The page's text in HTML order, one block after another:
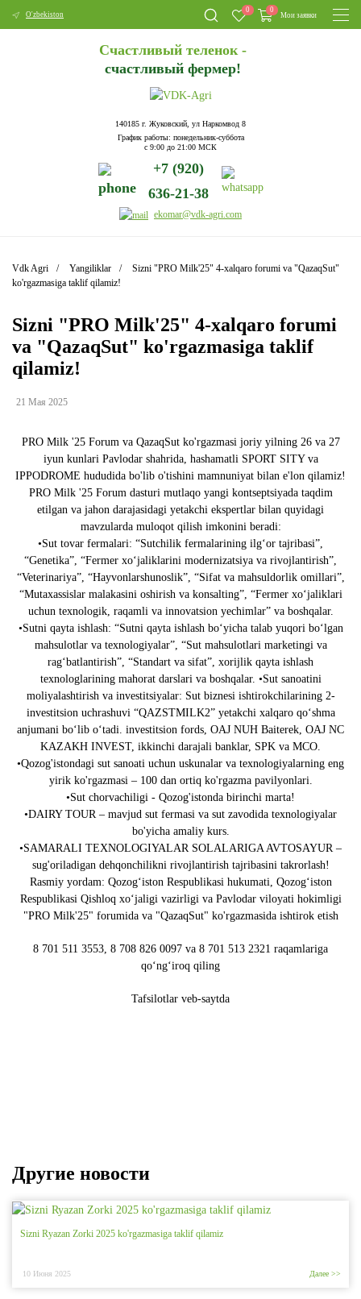
O'zbekiston
Счастливый теленок -
счастливый фермер!
140185 г. Жуковский, ул Наркомвод 8
График работы: понедельник-суббота
с 9:00 до 21:00 МСК
+7 (920)
636-21-38
ekomar@vdk-agri.com
0 0
Мои заявки
Vdk Agri Yangiliklar
Sizni "PRO Milk'25" 4-xalqaro forumi va "QazaqSut"
ko'rgazmasiga taklif qilamiz!
Sizni "PRO Milk'25" 4-xalqaro forumi
va "QazaqSut" ko'rgazmasiga taklif
qilamiz!
21 Мая 2025
PRO Milk '25 Forum va QazaqSut ko'rgazmasi joriy yilning 26 va 27
iyun kunlari Pavlodar shahrida, hashamatli SPORT SITY va
IPPODROME hududida bo'lib o'tishini mamnuniyat bilan e'lon qilamiz!
PRO Milk '25 Forum dasturi mutlaqo yangi kontseptsiyada taqdim
etilgan va jahon darajasidagi yetakchi ekspertlar bilan quyidagi
mavzularda muloqot qilish imkonini beradi:
•Sut tovar fermalari: “Sutchilik fermalarining ilg‘or tajribasi”,
“Genetika”, “Fermer xo‘jaliklarini modernizatsiya va rivojlantirish”,
“Veterinariya”, “Hayvonlarshunoslik”, “Sifat va mahsuldorlik omillari”,
“Mutaxassislar malakasini oshirish va konsalting”, “Fermer xo‘jaliklari
uchun texnologik, raqamli va innovatsion yechimlar” va boshqalar.
•Sutni qayta ishlash: “Sutni qayta ishlash bo‘yicha talab yuqori bo‘lgan
mahsulotlar va texnologiyalar”, “Sut mahsulotlari marketingi va
rag‘batlantirish”, “Standart va sifat”, xorijlik qayta ishlash
texnologlarining mahorat darslari va boshqalar. •Sut sanoatini
moliyalashtirish va investitsiyalar: Sut biznesi ishtirokchilarining 2-
investitsion uchrashuvi “QAZSTMILK2” yetakchi xalqaro qo‘shma
anjumani bo‘lib o‘tadi. investitsion fords, OAJ NUH Baiterek, OAJ NC
KAZAKH INVEST, ikkinchi darajali banklar, SPK va MCO.
•Qozog'istondagi sut sanoati uchun uskunalar va texnologiyalarning eng
yirik ko'rgazmasi – 100 dan ortiq ko'rgazma pavilyonlari.
•Sut chorvachiligi - Qozog'istonda birinchi marta!
•DAIRY TOUR – mavjud sut fermasi va sut zavodida texnologiyalar
bo'yicha amaliy kurs.
•SAMARALI TEXNOLOGIYALAR SOLALARIGA AVTOSAYUR –
sug'oriladigan dehqonchilikni rivojlantirish tajribasini takrorlash!
Rasmiy yordam: Qozogʻiston Respublikasi hukumati, Qozogʻiston
Respublikasi Qishloq xoʻjaligi vazirligi va Pavlodar viloyati hokimligi
"PRO Milk'25" forumida va "QazaqSut" ko'rgazmasida ishtirok etish
8 701 511 3553, 8 708 826 0097 va 8 701 513 2321 raqamlariga
qo‘ng‘iroq qiling
Tafsilotlar veb-saytda
Другие новости
Sizni Ryazan Zorki 2025 ko'rgazmasiga taklif qilamiz
10 Июня 2025 Далее >>